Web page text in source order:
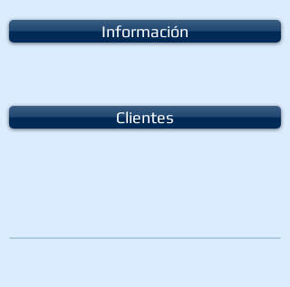
Información
Clientes